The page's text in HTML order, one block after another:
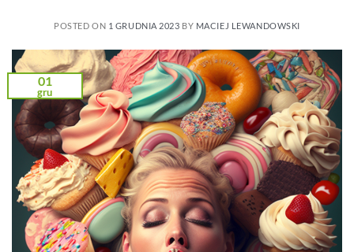
POSTED ON 1 GRUDNIA 2023 BY MACIEJ LEWANDOWSKI
01
gru